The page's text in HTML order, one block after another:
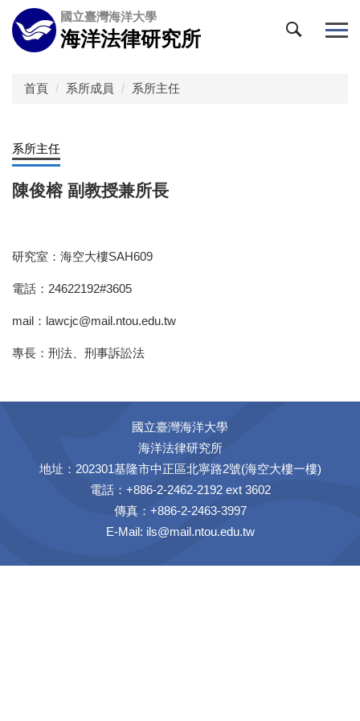
跳
到
主
國立臺灣海洋大學
海洋法律研究所
首頁 系所成員 系所主任
系所主任
陳俊榕 副教授兼所長
研究室：海空大樓SAH609
電話：24622192#3605
mail：lawcjc@mail.ntou.edu.tw
專長：刑法、刑事訴訟法
國立臺灣海洋大學
海洋法律研究所
地址：202301基隆市中正區北寧路2號(海空大樓一樓)
電話：+886-2-2462-2192 ext 3602
傳真：+886-2-2463-3997
E-Mail: ils@mail.ntou.edu.tw